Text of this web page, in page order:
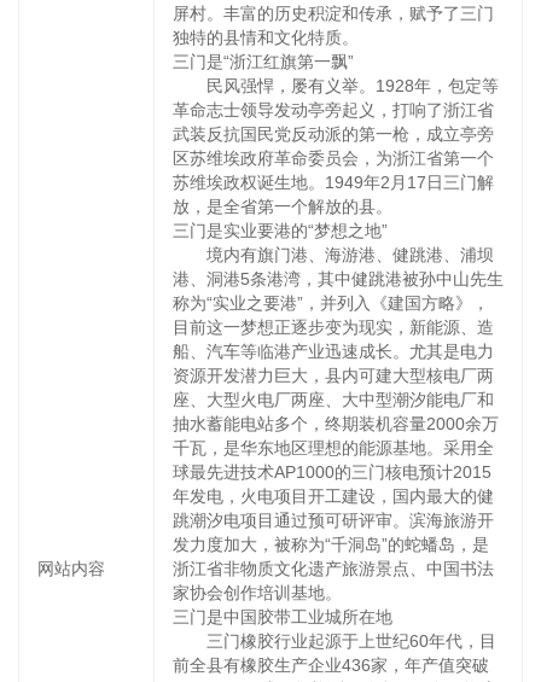
网站内容
屏村。丰富的历史积淀和传承，赋予了三门
独特的县情和文化特质。
三门是“浙江红旗第一飘”
民风强悍，屡有义举。1928年，包定等
革命志士领导发动亭旁起义，打响了浙江省
武装反抗国民党反动派的第一枪，成立亭旁
区苏维埃政府革命委员会，为浙江省第一个
苏维埃政权诞生地。1949年2月17日三门解
放，是全省第一个解放的县。
三门是实业要港的“梦想之地”
境内有旗门港、海游港、健跳港、浦坝
港、洞港5条港湾，其中健跳港被孙中山先生
称为“实业之要港”，并列入《建国方略》，
目前这一梦想正逐步变为现实，新能源、造
船、汽车等临港产业迅速成长。尤其是电力
资源开发潜力巨大，县内可建大型核电厂两
座、大型火电厂两座、大中型潮汐能电厂和
抽水蓄能电站多个，终期装机容量2000余万
千瓦，是华东地区理想的能源基地。采用全
球最先进技术AP1000的三门核电预计2015
年发电，火电项目开工建设，国内最大的健
跳潮汐电项目通过预可研评审。滨海旅游开
发力度加大，被称为“千洞岛”的蛇蟠岛，是
浙江省非物质文化遗产旅游景点、中国书法
家协会创作培训基地。
三门是中国胶带工业城所在地
三门橡胶行业起源于上世纪60年代，目
前全县有橡胶生产企业436家，年产值突破